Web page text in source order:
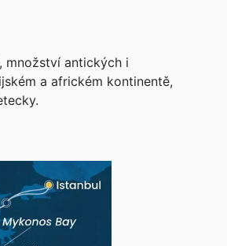
množství antických i
a africkém kontinentě,